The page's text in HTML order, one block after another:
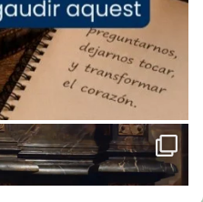
el cardenal Joan
la missa i l’ha
de Barcelona,